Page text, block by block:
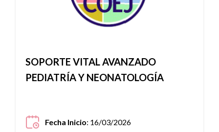
SOPORTE VITAL AVANZADO
PEDIATRÍA Y NEONATOLOGÍA
Fecha Inicio: 16/03/2026